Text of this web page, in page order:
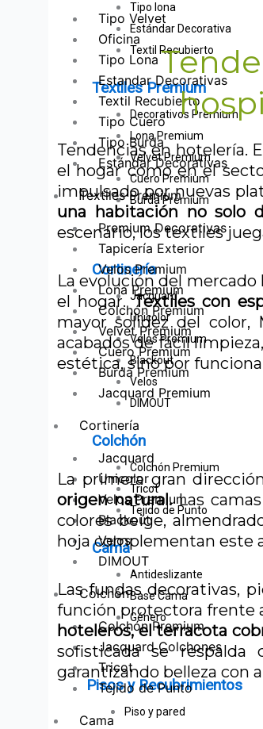
Tipo lona
Estándar Decorativa
Textil Recubierto
Textiles Premium
Decorativos Premium
Lona Premium
Velvet Premium
Cuero Premium
Burda Premium
Cortinería
Jacquard
Unicolor
Velos Premium
Blackout
Velos
DIMOUT
Colchón
Colchón Premium
Tricot
Tejido de Punto
Cama
Antideslizante
Base Cama
Género
Pisos y Recubrimientos
Piso y pared
Tipo Velvet
Oficina
Tipo Lona
Estandar Decorativas
Textil Recubierto
Tipo Cuero
Tipo Burda
Estándar Decorativas
Textiles Premium
Premium Decorativas
Tapicería Exterior
Velos Premium
Lona Premium
Colchón Premium
Velvet Premium
Cuero Premium
Burda Premium
Jacquard Premium
Cortinería
Jacquard
Unicolor
Velos Premium
Blackout
Velos
DIMOUT
Colchón
Colchón Premium
Jacquard Colchones
Tricot
Tejido de Punto
Cama
Tendencias en hotelería.
el hogar como en el
impulsado por nuevas
una habitación no solo
escenario, los textiles
La evolución del
el hogar.Textiles con
mayor solidez del color,
acabados de fácil
estética, sino por
La primera gran
origen natural.Las
colores beige,
hoja complementan este
Las fundas decorativas,
función protectora frente
hoteleros, el terracota
sofisticada se respalda
garantizando belleza con